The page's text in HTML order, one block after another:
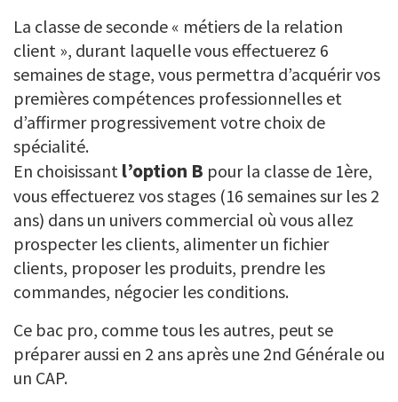
La classe de seconde « métiers de la relation
client », durant laquelle vous effectuerez 6
semaines de stage, vous permettra d’acquérir vos
premières compétences professionnelles et
d’affirmer progressivement votre choix de
spécialité.
En choisissant l’option B pour la classe de 1ère,
vous effectuerez vos stages (16 semaines sur les 2
ans) dans un univers commercial où vous allez
prospecter les clients, alimenter un fichier
clients, proposer les produits, prendre les
commandes, négocier les conditions.
Ce bac pro, comme tous les autres, peut se
préparer aussi en 2 ans après une 2nd Générale ou
un CAP.